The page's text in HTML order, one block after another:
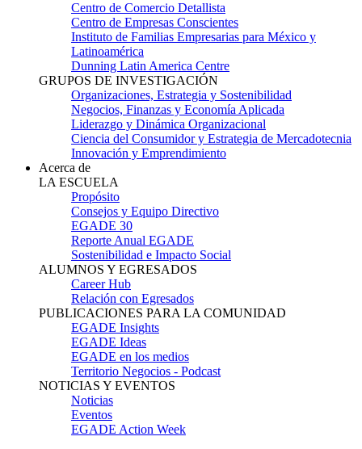
Centro de Comercio Detallista
Centro de Empresas Conscientes
Instituto de Familias Empresarias para México y
Latinoamérica
Dunning Latin America Centre
GRUPOS DE INVESTIGACIÓN
Organizaciones, Estrategia y Sostenibilidad
Negocios, Finanzas y Economía Aplicada
Liderazgo y Dinámica Organizacional
Ciencia del Consumidor y Estrategia de Mercadotecnia
Innovación y Emprendimiento
Acerca de
LA ESCUELA
Propósito
Consejos y Equipo Directivo
EGADE 30
Reporte Anual EGADE
Sostenibilidad e Impacto Social
ALUMNOS Y EGRESADOS
Career Hub
Relación con Egresados
PUBLICACIONES PARA LA COMUNIDAD
EGADE Insights
EGADE Ideas
EGADE en los medios
Territorio Negocios - Podcast
NOTICIAS Y EVENTOS
Noticias
Eventos
EGADE Action Week